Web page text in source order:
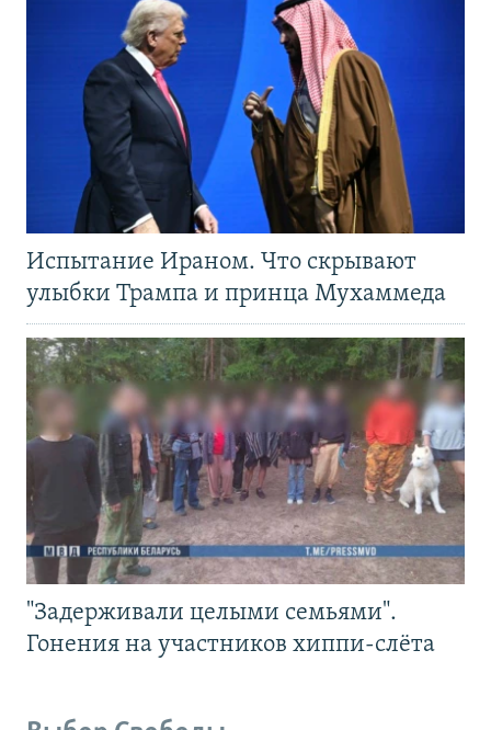
Испытание Ираном. Что скрывают
улыбки Трампа и принца Мухаммеда
"Задерживали целыми семьями".
Гонения на участников хиппи-слёта